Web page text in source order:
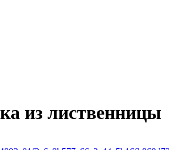
из лиственницы